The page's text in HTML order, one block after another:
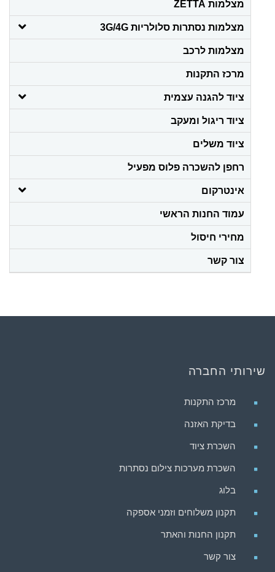
מצלמות ZETTA
מצלמות נסתרות סלולריות 3G/4G
מצלמות לרכב
מרכז התקנות
ציוד להגנה עצמית
ציוד ריגול ומעקב
ציוד משלים
רחפן להשכרה פלוס מפעיל
אינטרקום
עמוד החנות הראשי
מחירי חיסול
צור קשר
שירותי החברה
מרכז התקנות
בדיקת האזנה
השכרת ציוד
השכרת מערכות צילום נסתרות
בלוג
תקנון משלוחים וזמני אספקה
תקנון החנות והאתר
צור קשר